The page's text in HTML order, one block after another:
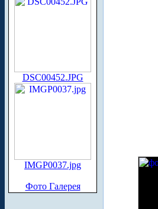
DSC00452.JPG
IMGP0037.jpg
Фото Галерея